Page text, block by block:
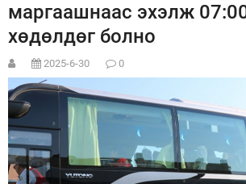
маргаашнаас эхэлж
хөдөлдөг болно
2025-6-30 0